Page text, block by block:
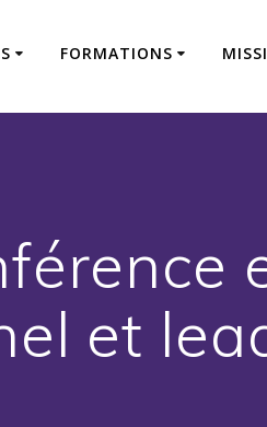
FORMATIONS
et